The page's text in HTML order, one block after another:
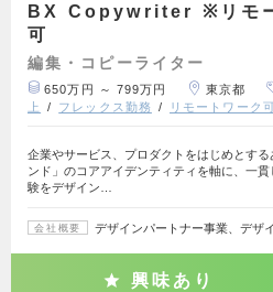
BX Copywriter ※リモー
可
編集・コピーライター
650万円 ～ 799万円 東京都
上
フレックス勤務 リモートワーク
企業やサービス、プロダクトをはじめとする
ンド」のコアアイデンティティを軸に、一
験をデザイン…
会社概要 デザインパートナー事業、デザ
興味あり